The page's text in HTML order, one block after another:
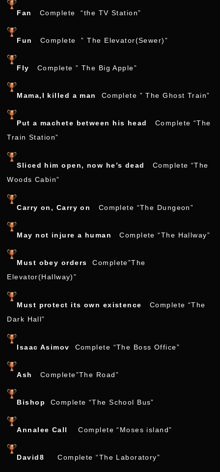
Fan Complete “the TV Station”
Fun Complete ” The Elevator(Sewer)”
Fly Complete ” The Big Apple”
Mama,I killed a man Complete ” The Ghost Train”
Put a machete between his head
Complete “The
Train Station”
Sliced him open, now he’s dead
Complete “The
Woods Cabin”
Carry on, Carry on Complete “The Dungeon”
May not injure a human Complete “The Hallway”
Must obey orders Complete”The
Elevator(Hallway)”
Must protect its own existence Complete “The
Dark Hall”
Isaac Asimov Complete “The Boss Office”
Ash Complete”The Road”
Bishop Complete “The School Bus”
Annalee Call Complete “Moses island”
David8 Complete “The Laboratory”